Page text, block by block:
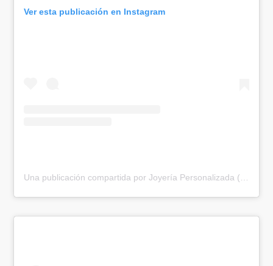
Ver esta publicación en Instagram